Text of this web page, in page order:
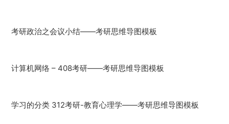
考研政治之会议小结——考研思维导图模板
计算机网络 – 408考研——考研思维导图模板
学习的分类 312考研-教育心理学——考研思维导图模板